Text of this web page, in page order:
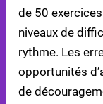
de 50
niveaux de
rythme. Les
opportunités
de